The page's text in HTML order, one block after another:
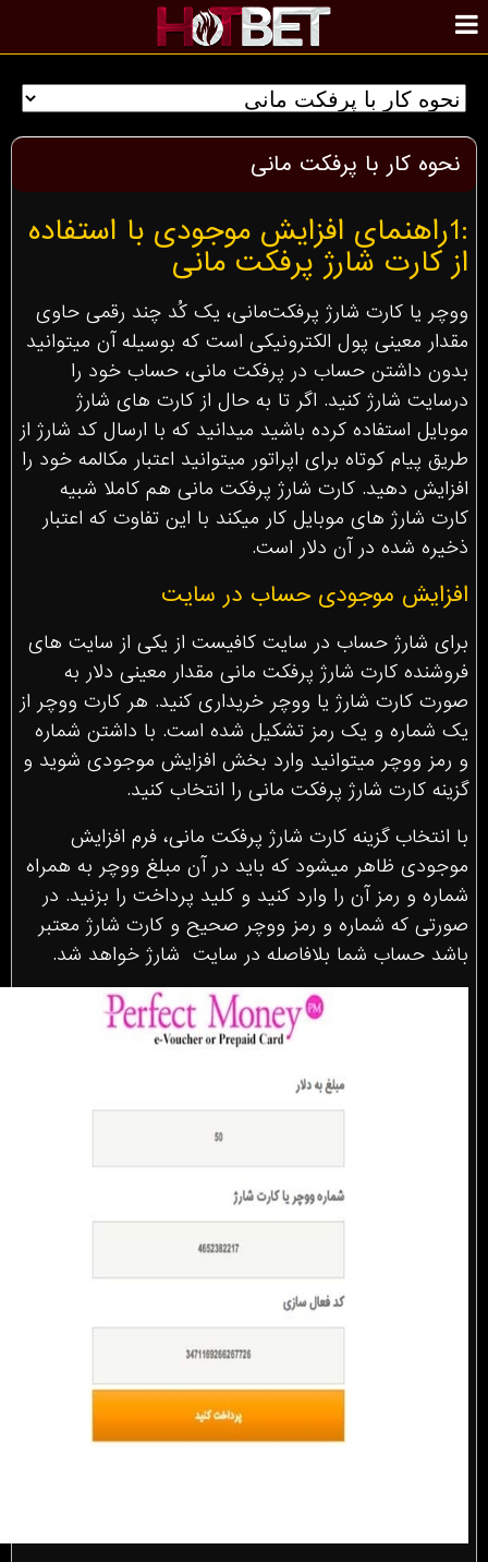
نحوه کار با پرفکت مانی
:1راهنمای افزایش موجودی با استفاده
از کارت شارژ پرفکت مانی
ووچر یا کارت شارژ پرفکت‌مانی، یک کُد چند رقمی حاوی
مقدار معینی پول الکترونیکی است که بوسیله آن میتوانید
بدون داشتن حساب در پرفکت مانی، حساب خود را
درسایت شارژ کنید. اگر تا به حال از کارت های شارژ
موبایل استفاده کرده باشید میدانید که با ارسال کد شارژ از
طریق پیام کوتاه برای اپراتور میتوانید اعتبار مکالمه خود را
افزایش دهید. کارت شارژ پرفکت مانی هم کاملا شبیه
کارت شارژ های موبایل کار میکند با این تفاوت که اعتبار
ذخیره شده در آن دلار است.
افزایش موجودی حساب در سایت
برای شارژ حساب در سایت کافیست از یکی از سایت های
فروشنده کارت شارژ پرفکت مانی مقدار معینی دلار به
صورت کارت شارژ یا ووچر خریداری کنید. هر کارت ووچر از
یک شماره و یک رمز تشکیل شده است. با داشتن شماره
و رمز ووچر میتوانید وارد بخش افزایش موجودی شوید و
گزینه کارت شارژ پرفکت مانی را انتخاب کنید.
با انتخاب گزینه کارت شارژ پرفکت مانی، فرم افزایش
موجودی ظاهر میشود که باید در آن مبلغ ووچر به همراه
شماره و رمز آن را وارد کنید و کلید پرداخت را بزنید. در
صورتی که شماره و رمز ووچر صحیح و کارت شارژ معتبر
باشد حساب شما بلافاصله در سایت شارژ خواهد شد.